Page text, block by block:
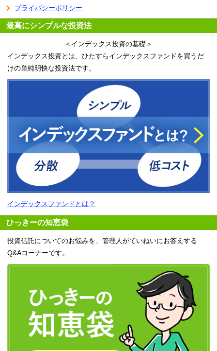
プライバシーポリシー
最高にシンプルな投資法
＜インデックス投資の基礎＞
インデックス投資とは、ひたすらインデックスファンドを買うだ
けの単純明快な投資法です。
インデックスファンドとは？
ひっきーの知恵袋
投資信託についてのお悩みを、管理人がていねいにお答えする
Q&Aコーナーです。